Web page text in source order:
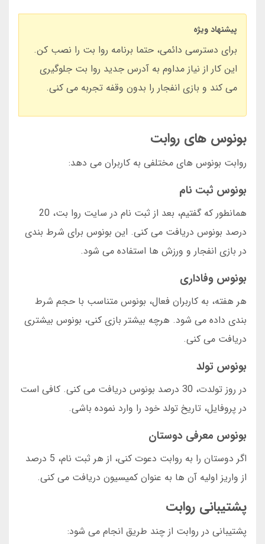
پیشنهاد ویژه
برای دسترسی دائمی، حتما برنامه روا بت را نصب کن.
این کار از نیاز مداوم به آدرس جدید روا بت جلوگیری
می کند و بازی انفجار را بدون وقفه تجربه می کنی.
بونوس های روابت
روابت بونوس های مختلفی به کاربران می دهد:
بونوس ثبت نام
همانطور که گفتیم، بعد از ثبت نام در سایت روا بت، 20
درصد بونوس دریافت می کنی. این بونوس برای شرط بندی
در بازی انفجار و ورزش ها استفاده می شود.
بونوس وفاداری
هر هفته، به کاربران فعال، بونوس متناسب با حجم شرط
بندی داده می شود. هرچه بیشتر بازی کنی، بونوس بیشتری
دریافت می کنی.
بونوس تولد
در روز تولدت، 30 درصد بونوس دریافت می کنی. کافی است
در پروفایل، تاریخ تولد خود را وارد نموده باشی.
بونوس معرفی دوستان
اگر دوستان را به روابت دعوت کنی، از هر ثبت نام، 5 درصد
از واریز اولیه آن ها به عنوان کمیسیون دریافت می کنی.
پشتیبانی روابت
پشتیبانی در روابت از چند طریق انجام می شود: